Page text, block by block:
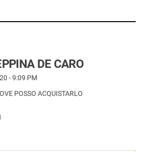
DE CARO
- 9:09 PM
POSSO ACQUISTARLO